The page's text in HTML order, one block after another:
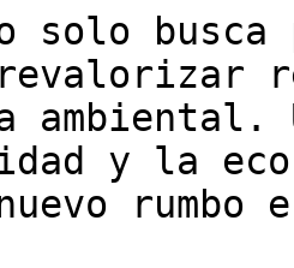
solo
y la